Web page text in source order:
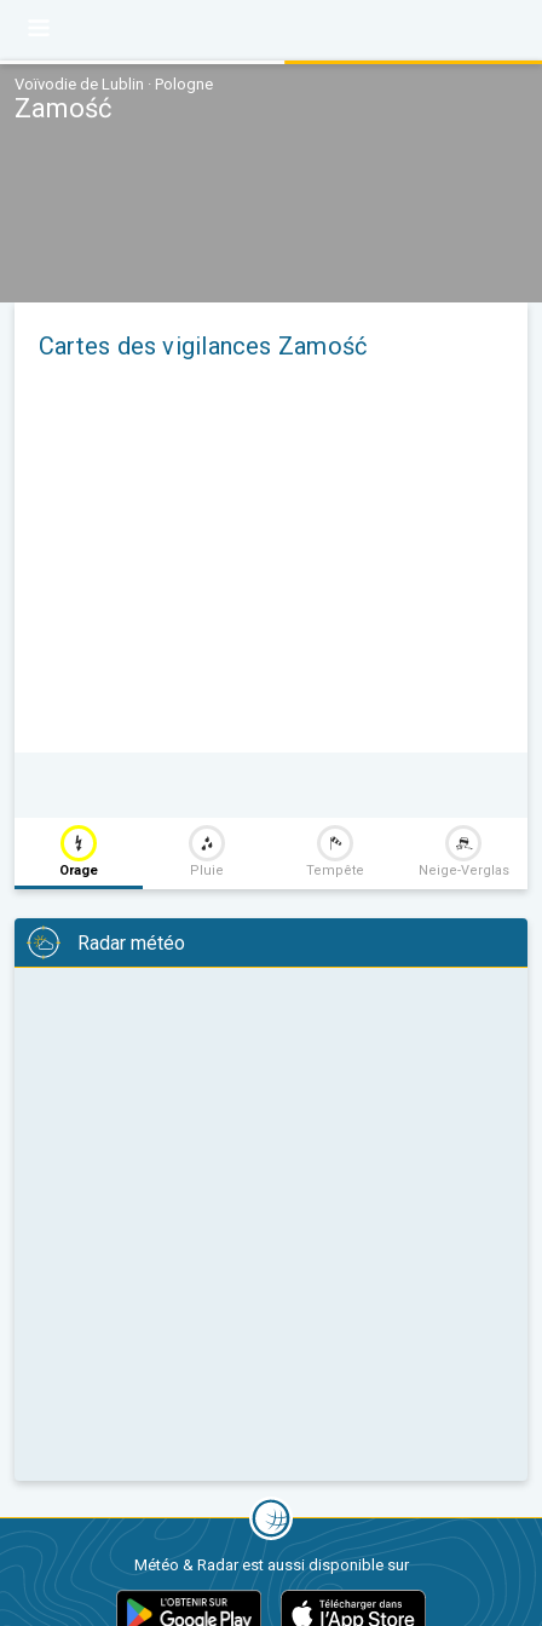
Voïvodie de Lublin · Pologne
Zamość
Cartes des vigilances Zamość
Orage Pluie Tempête Neige-Verglas
Radar météo
Météo & Radar est aussi disponible sur